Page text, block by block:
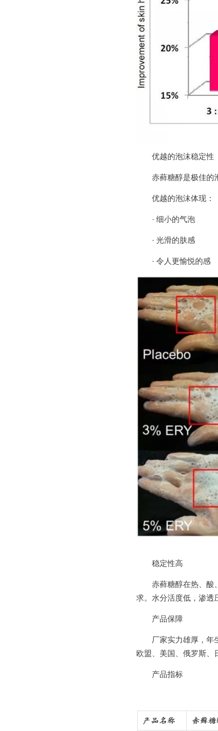
优越的泡沫稳定性
赤藓糖醇是极佳的
优越的泡沫体现：
· 细小的气泡
· 光滑的肤感
· 令人更愉悦的感
稳定性高
赤藓糖醇在热、酸
求。水分活度低，渗透
产品保障
厂家实力雄厚，年
欧盟、美国、俄罗斯、
产品指标